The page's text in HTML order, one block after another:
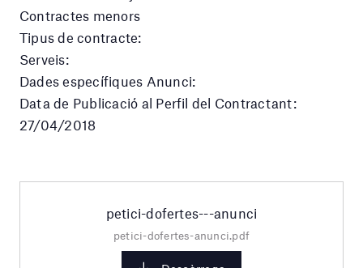
Contractes menors
Tipus de contracte:
Serveis:
Dades específiques Anunci:
Data de Publicació al Perfil del Contractant:
27/04/2018
petici-dofertes---anunci
petici-dofertes-anunci.pdf